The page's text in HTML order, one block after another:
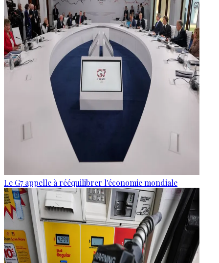
Le G7 appelle à rééquilibrer l'économie mondiale